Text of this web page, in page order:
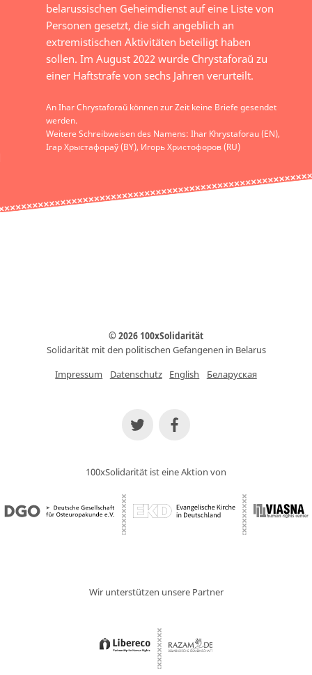
belarussischen Geheimdienst auf eine Liste von
Personen gesetzt, die sich angeblich an
extremistischen Aktivitäten beteiligt haben
sollen. Im August 2022 wurde Chrystaforaŭ zu
einer Haftstrafe von sechs Jahren verurteilt.
An Ihar Chrystaforaŭ können zur Zeit keine Briefe gesendet
werden.
Weitere Schreibweisen des Namens: Ihar Khrystaforau (EN),
Ігар Хрыстафораў (BY), Игорь Христофоров (RU)
© 2026 100xSolidarität
Solidarität mit den politischen Gefangenen in Belarus
Impressum
Datenschutz English Беларуская
100xSolidarität ist eine Aktion von
Wir unterstützen unsere Partner